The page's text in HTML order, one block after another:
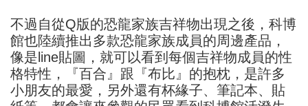
不過自從Q版的恐龍家族吉祥物出現之後，科博
館也陸續推出多款恐龍家族成員的周邊產品，
像是line貼圖，就可以看到每個吉祥物成員的性
格特性，『百合』跟『布比』的抱枕，是許多
小朋友的最愛，另外還有杯緣子、筆記本、貼